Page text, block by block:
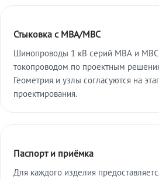
Стыковка с МВА/МВС
Шинопроводы 1 кВ серий МВА и МВС
токопроводом по проектным
Геометрия и узлы согласуются на
проектирования.
Паспорт и приёмка
Для каждого изделия